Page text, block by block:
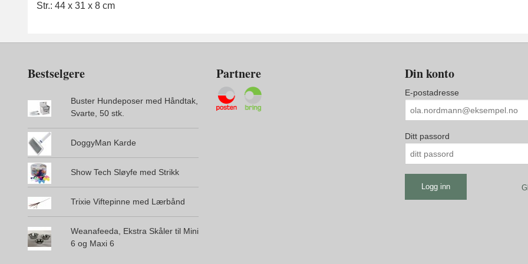
Str.: 44 x 31 x 8 cm
Bestselgere
Buster Hundeposer med Håndtak,
Svarte, 50 stk.
DoggyMan Karde
Show Tech Sløyfe med Strikk
Trixie Viftepinne med Lærbånd
Weanafeeda, Ekstra Skåler til Mini
6 og Maxi 6
Partnere Din konto
E-postadresse
Ditt passord